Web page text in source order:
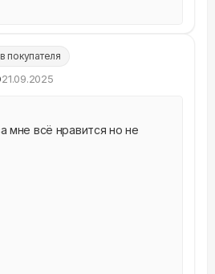
покупателя
21.09.2025
мне всё нравится но не